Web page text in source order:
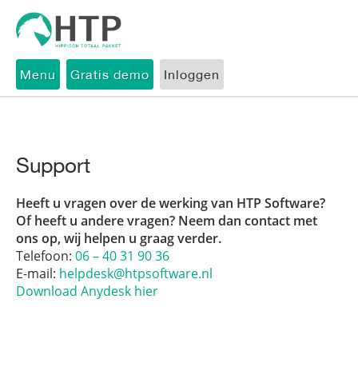
Menu Gratis demo Inloggen
Support
Heeft u vragen over de werking van HTP Software?
Of heeft u andere vragen? Neem dan contact met
ons op, wij helpen u graag verder.
Telefoon: 06 – 40 31 90 36
E-mail: helpdesk@htpsoftware.nl
Download Anydesk hier